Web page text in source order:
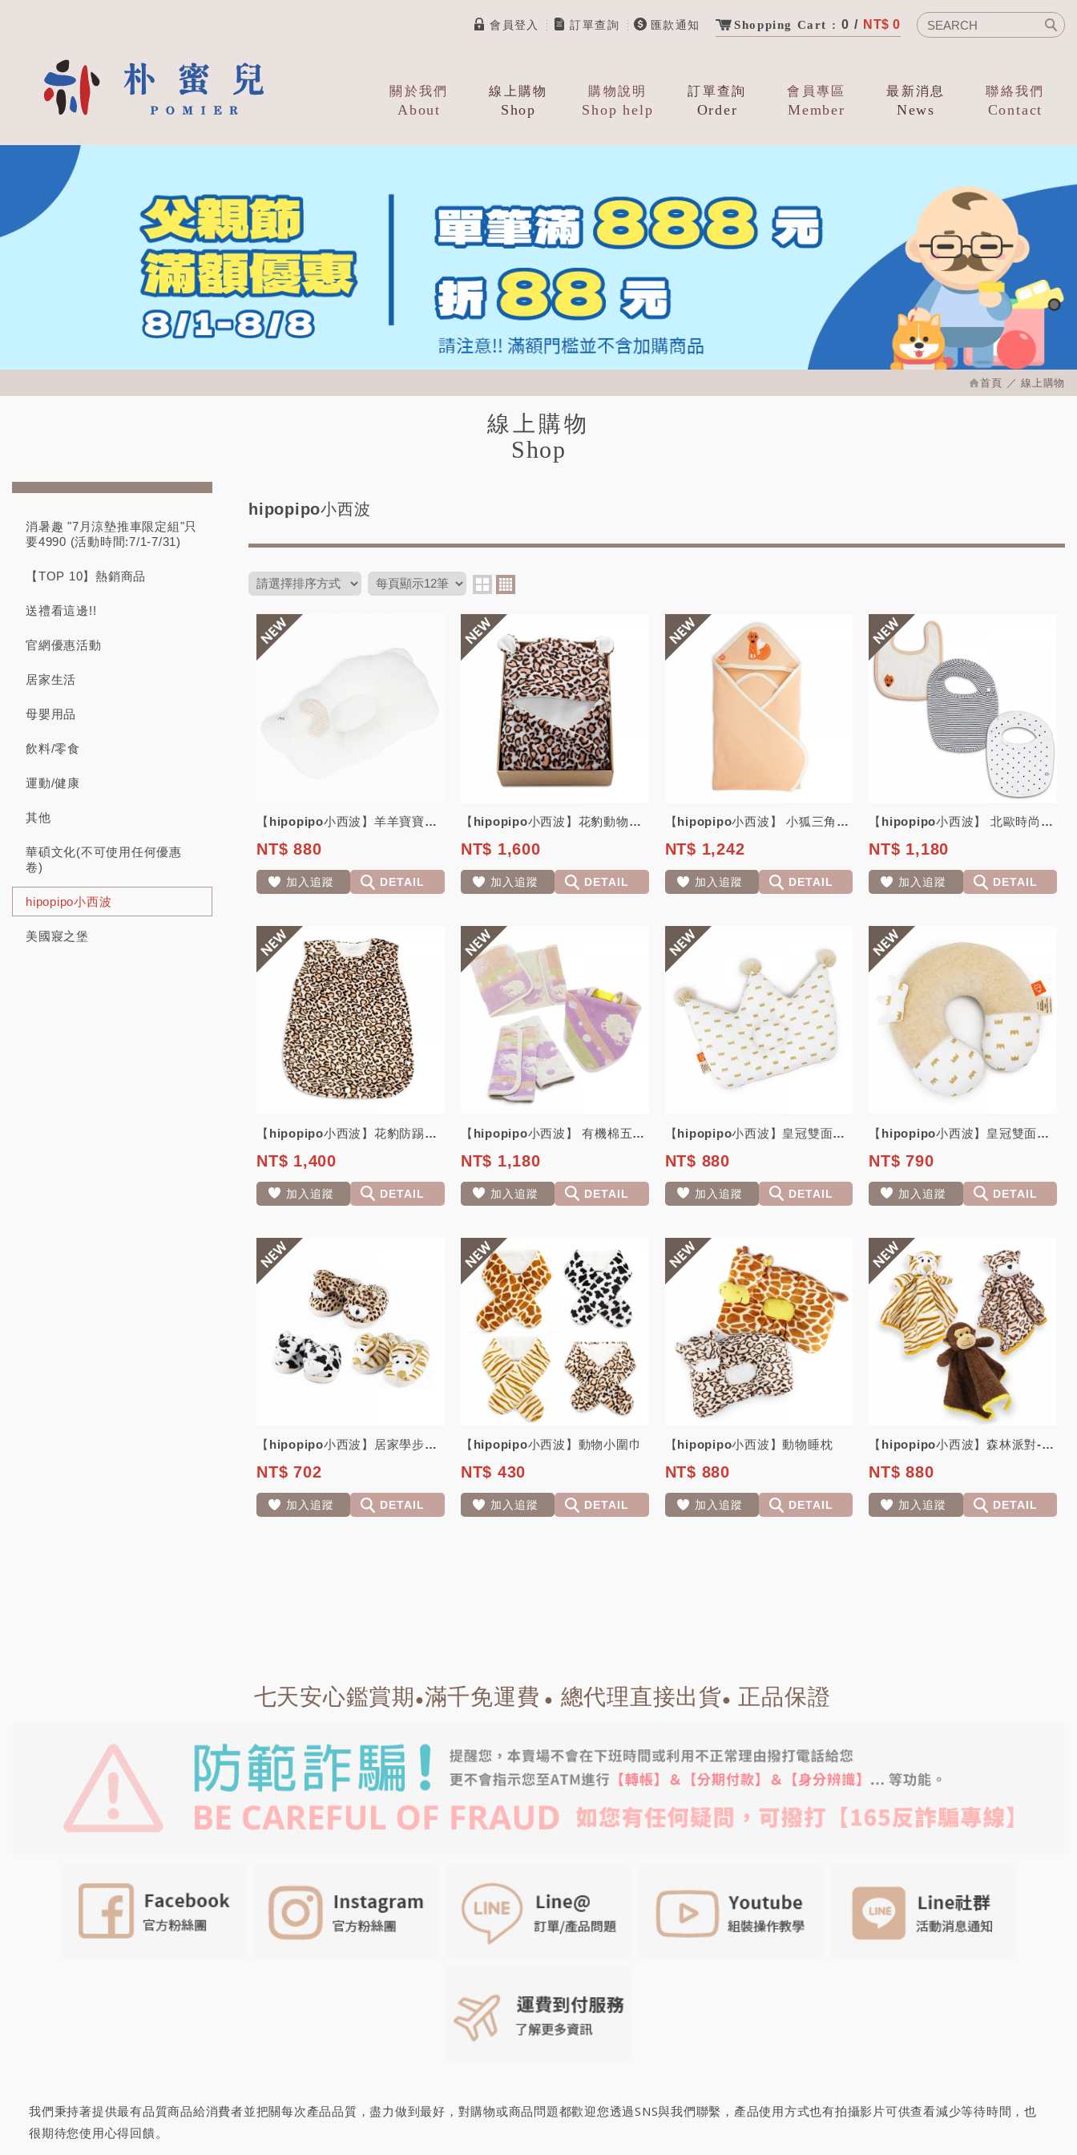
會員登入 訂單查詢 匯款通知 Shopping Cart : 0 / NT$ 0
關於我們
About
線上購物
Shop
購物說明
Shop help
訂單查詢
Order
會員專區
Member
最新消息
News
聯絡我們
Contact
首頁 線上購物
線上購物
Shop
消暑趣 "7月涼墊推車限定組"只
要4990 (活動時間:7/1-7/31)
【TOP 10】熱銷商品
送禮看這邊!!
官網優惠活動
居家生活
母嬰用品
飲料/零食
運動/健康
其他
華碩文化(不可使用任何優惠
卷)
hipopipo小西波
美國寢之堡
hipopipo小西波
【hipopipo小西波】羊羊寶寶睡枕
NT$ 880
加入追蹤 DETAIL
【hipopipo小西波】花豹動物星星毯禮盒
NT$ 1,600
加入追蹤 DETAIL
【hipopipo小西波】 小狐三角包巾
NT$ 1,242
加入追蹤 DETAIL
【hipopipo小西波】 北歐時尚小狐有機棉口水巾三件組
NT$ 1,180
加入追蹤 DETAIL
【hipopipo小西波】花豹防踢背心
NT$ 1,400
加入追蹤 DETAIL
【hipopipo小西波】 有機棉五層紗寶寶三件組(肚圍＋咬咬巾＋口水巾)
NT$ 1,180
加入追蹤 DETAIL
【hipopipo小西波】皇冠雙面睡枕
NT$ 880
加入追蹤 DETAIL
【hipopipo小西波】皇冠雙面小頸枕
NT$ 790
加入追蹤 DETAIL
【hipopipo小西波】居家學步小拖鞋
NT$ 702
加入追蹤 DETAIL
【hipopipo小西波】動物小圍巾
NT$ 430
加入追蹤 DETAIL
【hipopipo小西波】動物睡枕
NT$ 880
加入追蹤 DETAIL
【hipopipo小西波】森林派對-安撫巾
NT$ 880
加入追蹤 DETAIL
七天安心鑑賞期 ●滿千免運費 ● 總代理直接出貨● 正品保證
我們秉持著提供最有品質商品給消費者並把關每次產品品質，盡力做到最好，對購物或商品問題都歡迎您透過SNS與我們聯繫，產品使用方式也有拍攝影片可供查看減少等待時間，也
很期待您使用心得回饋。